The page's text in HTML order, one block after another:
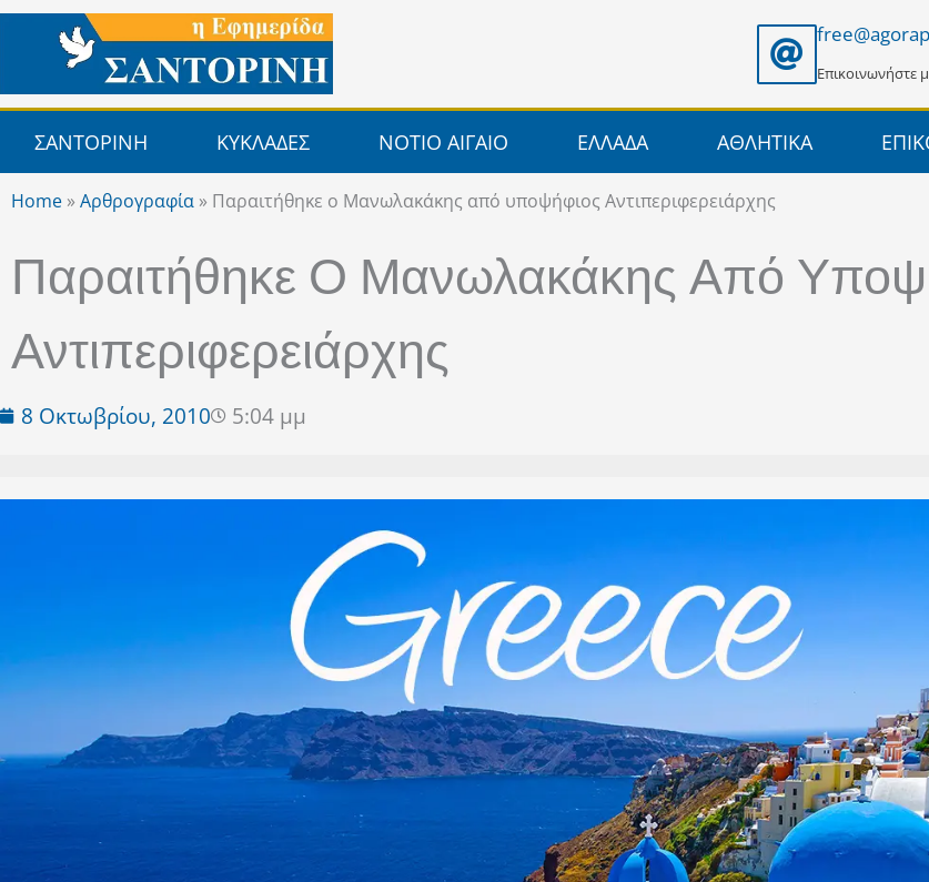
Μετάβαση
περιεχόμενο
Επικοινωνήστε
ΣΑΝΤΟΡΙΝΗ ΚΥΚΛΑΔΕΣ ΝΟΤΙΟ ΑΙΓΑΙΟ ΕΛΛΑΔΑ ΑΘΛΗΤΙΚΑ
Home »Αρθρογραφία » Παραιτήθηκε ο Μανωλακάκης από υποψήφιος Αντιπεριφερειάρχης
Παραιτήθηκε Ο Μανωλακάκης Από
Αντιπεριφερειάρχης
8 Οκτωβρίου, 2010 5:04 μμ